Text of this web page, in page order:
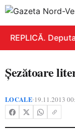
REPLICĂ.
Șezătoare
LOCALE•19.11.2013